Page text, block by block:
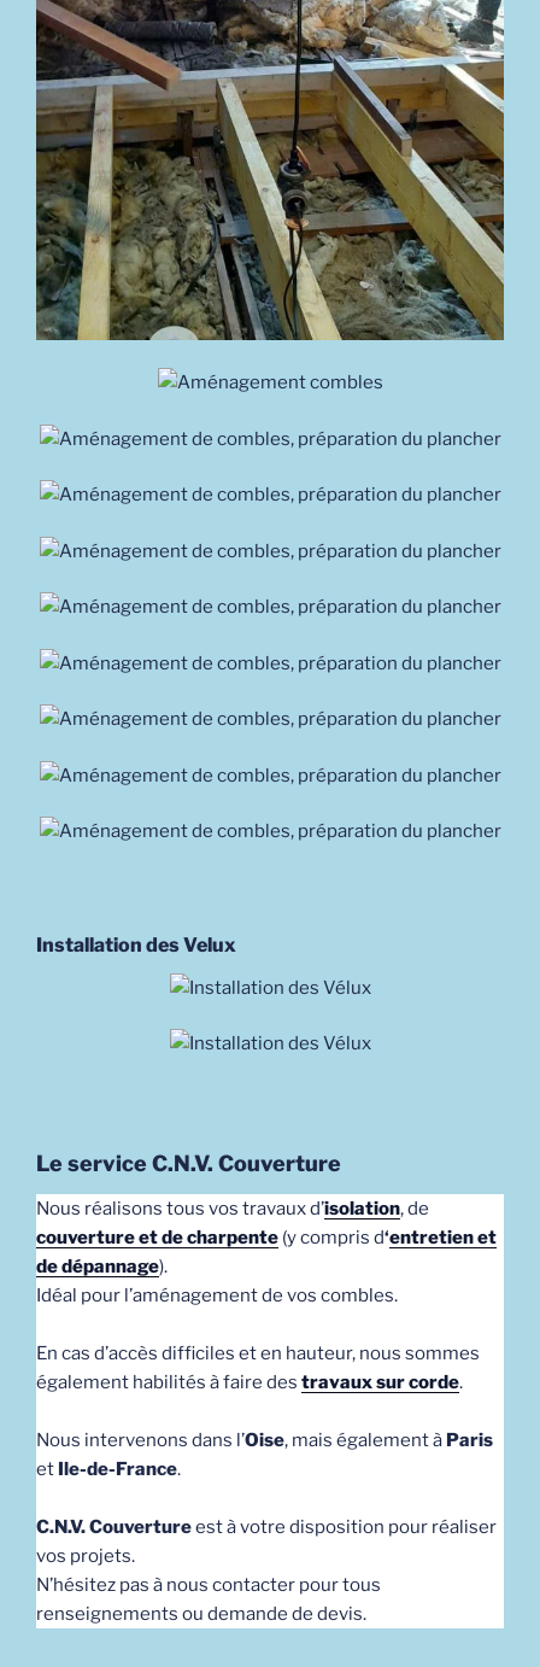
Installation des Velux
Le service C.N.V. Couverture
Nous réalisons tous vos travaux d’isolation, de
couverture et de charpente (y compris d‘entretien et
de dépannage).
Idéal pour l’aménagement de vos combles.
En cas d’accès difficiles et en hauteur, nous sommes
également habilités à faire des travaux sur corde.
Nous intervenons dans l’Oise, mais également à Paris
et Ile-de-France.
C.N.V. Couvertureest à votre disposition pour réaliser
vos projets.
N’hésitez pas à nous contacter pour tous
renseignements ou demande de devis.